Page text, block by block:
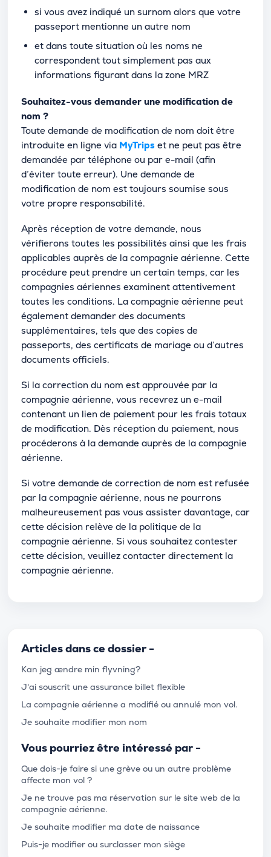
si vous avez indiqué un surnom alors que votre
passeport mentionne un autre nom
et dans toute situation où les noms ne
correspondent tout simplement pas aux
informations figurant dans la zone MRZ
Souhaitez-vous demander une modification de
nom ?
Toute demande de modification de nom doit être
introduite en ligne via MyTrips et ne peut pas être
demandée par téléphone ou par e-mail (afin
d’éviter toute erreur). Une demande de
modification de nom est toujours soumise sous
votre propre responsabilité.
Après réception de votre demande, nous
vérifierons toutes les possibilités ainsi que les frais
applicables auprès de la compagnie aérienne. Cette
procédure peut prendre un certain temps, car les
compagnies aériennes examinent attentivement
toutes les conditions. La compagnie aérienne peut
également demander des documents
supplémentaires, tels que des copies de
passeports, des certificats de mariage ou d’autres
documents officiels.
Si la correction du nom est approuvée par la
compagnie aérienne, vous recevrez un e-mail
contenant un lien de paiement pour les frais totaux
de modification. Dès réception du paiement, nous
procéderons à la demande auprès de la compagnie
aérienne.
Si votre demande de correction de nom est refusée
par la compagnie aérienne, nous ne pourrons
malheureusement pas vous assister davantage, car
cette décision relève de la politique de la
compagnie aérienne. Si vous souhaitez contester
cette décision, veuillez contacter directement la
compagnie aérienne.
Articles dans ce dossier -
Kan jeg ændre min flyvning?
J'ai souscrit une assurance billet flexible
La compagnie aérienne a modifié ou annulé mon vol.
Je souhaite modifier mon nom
Vous pourriez être intéressé par -
Que dois-je faire si une grève ou un autre problème
affecte mon vol ?
Je ne trouve pas ma réservation sur le site web de la
compagnie aérienne.
Je souhaite modifier ma date de naissance
Puis-je modifier ou surclasser mon siège